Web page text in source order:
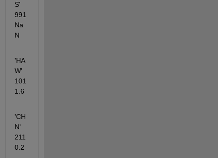
S'
991
Na
N
'HA
W'
101
1.6
'CH
N'
211
0.2